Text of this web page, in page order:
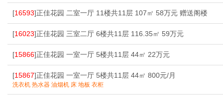
[16593]正佳花园 二室一厅 11楼共11层 107㎡ 58万元 赠送阁楼
[16023]正佳花园 三室二厅 6楼共11层 116.35㎡ 59万元
[15866]正佳花园 一室一厅 5楼共11层 44㎡ 22万元
[15867]正佳花园 一室一厅 5楼共11层 44㎡ 800元/月
洗衣机 热水器 油烟机 床 地板 衣柜